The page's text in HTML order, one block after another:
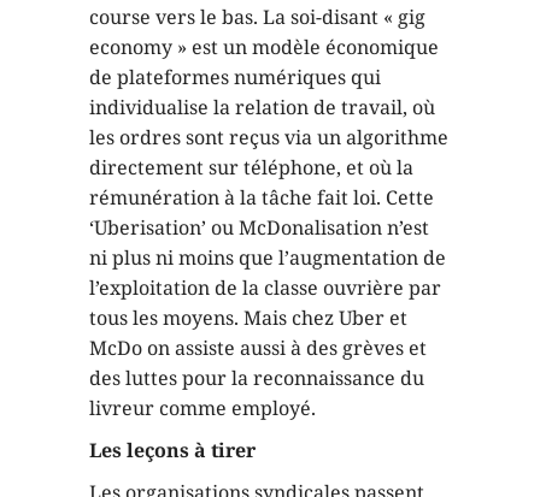
course vers le bas. La soi-disant « gig
economy » est un modèle économique
de plateformes numériques qui
individualise la relation de travail, où
les ordres sont reçus via un algorithme
directement sur téléphone, et où la
rémunération à la tâche fait loi. Cette
‘Uberisation’ ou McDonalisation n’est
ni plus ni moins que l’augmentation de
l’exploitation de la classe ouvrière par
tous les moyens. Mais chez Uber et
McDo on assiste aussi à des grèves et
des luttes pour la reconnaissance du
livreur comme employé.
Les leçons à tirer